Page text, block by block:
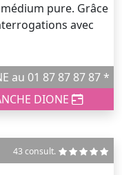
médium pure. Grâce
avec
Prendre RDV avec BLANCHE DIONE au 01 87 87 87 87 *
DIONE
43 consult.